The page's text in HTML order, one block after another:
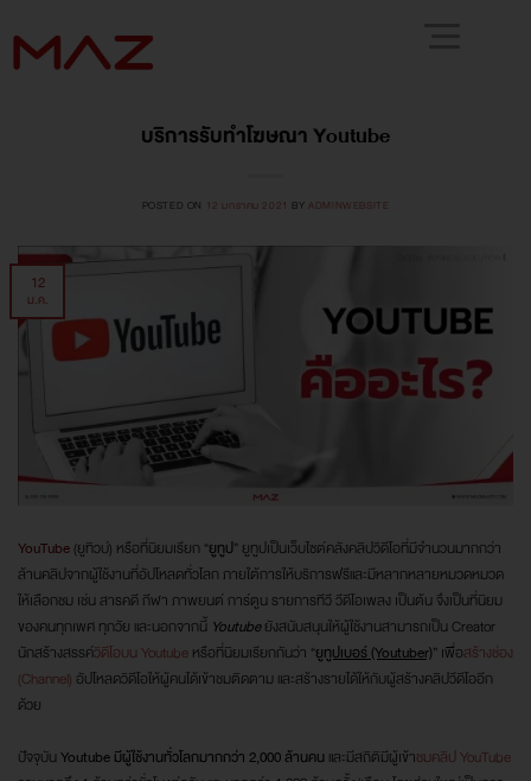
บริการรับทำโฆษณา Youtube
POSTED ON 12 มกราคม 2021 BYADMINWEBSITE
12
ม.ค.
YouTube(ยูทิวบ์) หรือที่นิยมเรียก “ยูทูป” ยูทูปเป็นเว็บไซต์คลังคลิปวิดีโอที่มีจำนวนมากกว่า
ล้านคลิปจากผู้ใช้งานที่อัปโหลดทั่วโลก ภายใต้การให้บริการฟรีและมีหลากหลายหมวดหมวด
ให้เลือกชม เช่น สารคดี กีฬา ภาพยนต์ การ์ตูน รายการทีวี วีดีโอเพลง เป็นต้น จึงเป็นที่นิยม
ของคนทุกเพศ ทุกวัย และนอกจากนี้ Youtubeยังสนับสนุนให้ผู้ใช้งานสามารถเป็น Creator
นักสร้างสรรค์วิดีโอบน Youtubeหรือที่นิยมเรียกกันว่า “ยูทูปเบอร์ (Youtuber)” เพื่อสร้างช่อง
(Channel) อัปโหลดวิดีโอให้ผู้คนได้เข้าชมติดตาม และสร้างรายได้ให้กับผู้สร้างคลิปวีดีโออีก
ด้วย
ปัจจุบันYoutube มีผู้ใช้งานทั่วโลกมากกว่า 2,000 ล้านคน และมีสถิติมีผู้เข้าชมคลิป YouTube